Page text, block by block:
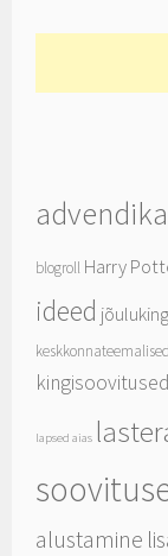
blogroll Harry
ideed
kingisoovitused
lapsed aias
alustamine